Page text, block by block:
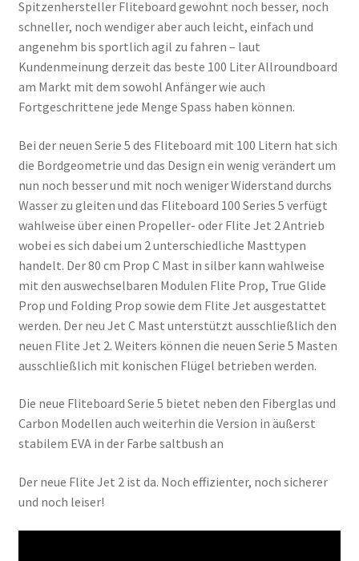
Spitzenhersteller Fliteboard gewohnt noch besser, noch
schneller, noch wendiger aber auch leicht, einfach und
angenehm bis sportlich agil zu fahren – laut
Kundenmeinung derzeit das beste 100 Liter Allroundboard
am Markt mit dem sowohl Anfänger wie auch
Fortgeschrittene jede Menge Spass haben können.
Bei der neuen Serie 5 des Fliteboard mit 100 Litern hat sich
die Bordgeometrie und das Design ein wenig verändert um
nun noch besser und mit noch weniger Widerstand durchs
Wasser zu gleiten und das Fliteboard 100 Series 5 verfügt
wahlweise über einen Propeller- oder Flite Jet 2 Antrieb
wobei es sich dabei um 2 unterschiedliche Masttypen
handelt. Der 80 cm Prop C Mast in silber kann wahlweise
mit den auswechselbaren Modulen Flite Prop, True Glide
Prop und Folding Prop sowie dem Flite Jet ausgestattet
werden. Der neu Jet C Mast unterstützt ausschließlich den
neuen Flite Jet 2. Weiters können die neuen Serie 5 Masten
ausschließlich mit konischen Flügel betrieben werden.
Die neue Fliteboard Serie 5 bietet neben den Fiberglas und
Carbon Modellen auch weiterhin die Version in äußerst
stabilem EVA in der Farbe saltbush an
Der neue Flite Jet 2 ist da. Noch effizienter, noch sicherer
und noch leiser!